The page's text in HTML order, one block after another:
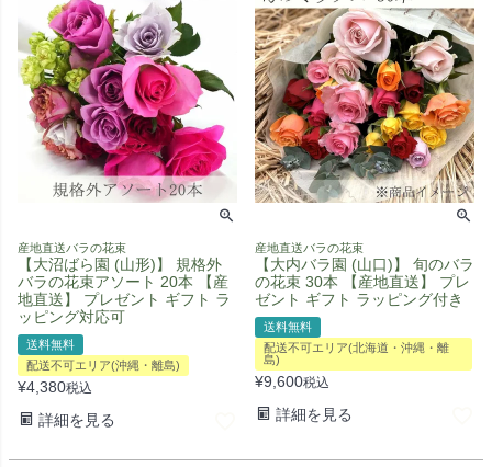
産地直送バラの花束
【大沼ばら園 (山形)】 規格外
バラの花束アソート 20本 【産
地直送】 プレゼント ギフト ラ
ッピング対応可
送料無料
配送不可エリア(沖縄・離島)
¥4,380税込
詳細を見る
産地直送バラの花束
【大内バラ園 (山口)】 旬のバラ
の花束 30本 【産地直送】 プレ
ゼント ギフト ラッピング付き
送料無料
配送不可エリア(北海道・沖縄・離
島)
¥9,600税込
詳細を見る